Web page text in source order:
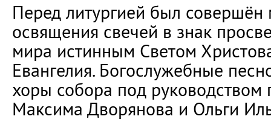
Перед литургией был
освящения свечей в знак
мира истинным Светом
Евангелия. Богослужебные
хоры собора под руководством
Максима Дворянова и Ольги